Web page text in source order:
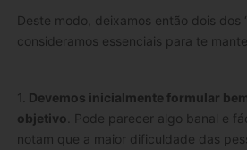
Deste modo, deixamos então dois dos
consideramos essenciais para te
1. Devemos inicialmente formular
objetivo . Pode parecer algo banal e
notam que a maior dificuldade das